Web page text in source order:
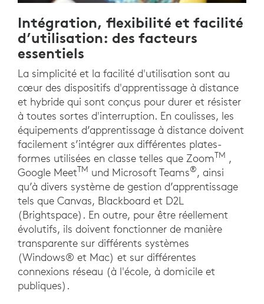
Intégration, flexibilité et facilité
d’utilisation: des facteurs
essentiels
La simplicité et la facilité d'utilisation sont au
cœur des dispositifs d'apprentissage à distance
et hybride qui sont conçus pour durer et résister
à toutes sortes d'interruption. En coulisses, les
équipements d’apprentissage à distance doivent
facilement s’intégrer aux différentes plates-
formes utilisées en classe telles que ZoomTM ,
Google MeetTM und Microsoft Teams®, ainsi
qu’à divers système de gestion d’apprentissage
tels que Canvas, Blackboard et D2L
(Brightspace). En outre, pour être réellement
évolutifs, ils doivent fonctionner de manière
transparente sur différents systèmes
(Windows® et Mac) et sur différentes
connexions réseau (à l'école, à domicile et
publiques).